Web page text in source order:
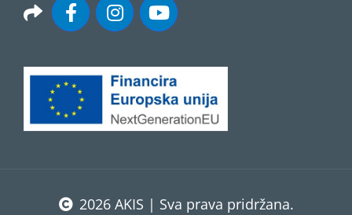
2026 AKIS | Sva prava pridržana.